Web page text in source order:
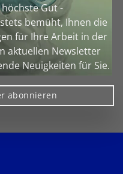
Gut -
bemüht, Ihnen die
für Ihre Arbeit in der
aktuellen Newsletter
Neuigkeiten für Sie.
abonnieren